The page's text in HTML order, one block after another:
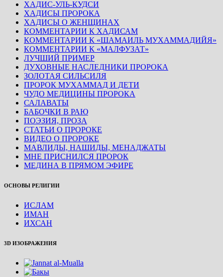
ХАДИС-УЛЬ-КУДСИ
ХАДИСЫ ПРОРОКА
ХАДИСЫ О ЖЕНЩИНАХ
КОММЕНТАРИИ К ХАДИСАМ
КОММЕНТАРИИ К «ШАМАИЛЬ МУХАММАДИЙЯ»
КОММЕНТАРИИ К «МАЛФУЗАТ»
ЛУЧШИЙ ПРИМЕР
ДУХОВНЫЕ НАСЛЕДНИКИ ПРОРОКА
ЗОЛОТАЯ СИЛЬСИЛЯ
ПРОРОК МУХАММАД И ДЕТИ
ЧУДО МЕДИЦИНЫ ПРОРОКА
САЛАВАТЫ
БАБОЧКИ В РАЮ
ПОЭЗИЯ, ПРОЗА
СТАТЬИ О ПРОРОКЕ
ВИДЕО О ПРОРОКЕ
МАВЛИДЫ, НАШИДЫ, МЕНАДЖАТЫ
МНЕ ПРИСНИЛСЯ ПРОРОК
МЕДИНА В ПРЯМОМ ЭФИРЕ
ОСНОВЫ РЕЛИГИИ
ИСЛАМ
ИМАН
ИХСАН
3D ИЗОБРАЖЕНИЯ